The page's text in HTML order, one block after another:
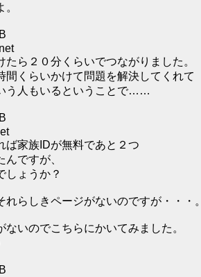
ら２０分くらいでつながりました。
間くらいかけて問題を解決してくれて
う人もいるということで……
ば家族IDが無料であと２つ
ですが、
しょうか？
らしきページがないのですが・・・。
ないのでこちらにかいてみました。